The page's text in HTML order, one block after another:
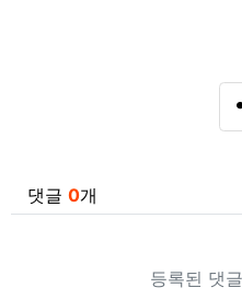
댓글 0개
등록된 댓